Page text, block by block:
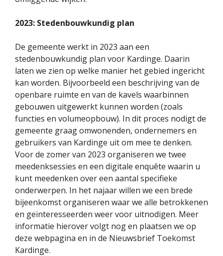
2023: Stedenbouwkundig plan
De gemeente werkt in 2023 aan een
stedenbouwkundig plan voor Kardinge. Daarin
laten we zien op welke manier het gebied ingericht
kan worden. Bijvoorbeeld een beschrijving van de
openbare ruimte en van de kavels waarbinnen
gebouwen uitgewerkt kunnen worden (zoals
functies en volumeopbouw). In dit proces nodigt de
gemeente graag omwonenden, ondernemers en
gebruikers van Kardinge uit om mee te denken.
Voor de zomer van 2023 organiseren we twee
meedenksessies en een digitale enquête waarin u
kunt meedenken over een aantal specifieke
onderwerpen. In het najaar willen we een brede
bijeenkomst organiseren waar we alle betrokkenen
en geïnteresseerden weer voor uitnodigen. Meer
informatie hierover volgt nog en plaatsen we op
deze webpagina en in de Nieuwsbrief Toekomst
Kardinge.